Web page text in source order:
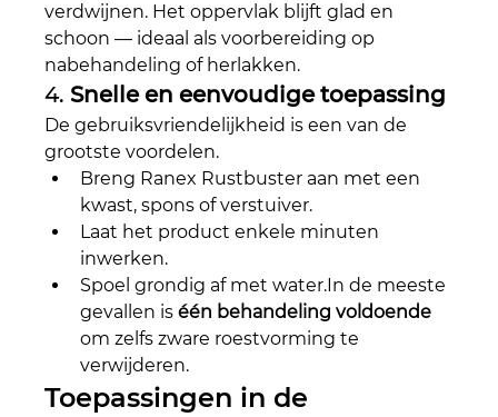
verdwijnen. Het oppervlak blijft glad en
schoon — ideaal als voorbereiding op
nabehandeling of herlakken.
4. Snelle en eenvoudige toepassing
De gebruiksvriendelijkheid is een van de
grootste voordelen.
Breng Ranex Rustbuster aan met een
kwast, spons of verstuiver.
Laat het product enkele minuten
inwerken.
Spoel grondig af met water.In de meeste
gevallen is één behandeling voldoende
om zelfs zware roestvorming te
verwijderen.
Toepassingen in de